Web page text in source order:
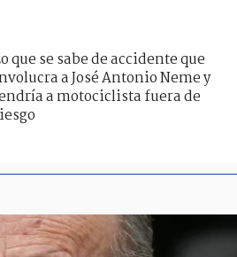
que se sabe de accidente que
a José Antonio Neme y
a motociclista fuera de